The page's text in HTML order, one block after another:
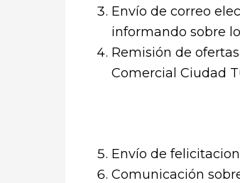
Envío de correo
informando sobre
Remisión de
Comercial Ciudad
Envío de
Comunicación